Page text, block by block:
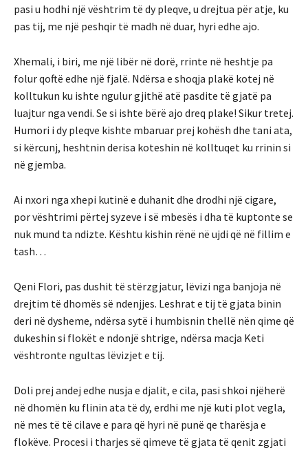
pasi u hodhi një vështrim të dy pleqve, u drejtua për atje, ku
pas tij, me një peshqir të madh në duar, hyri edhe ajo.
Xhemali, i biri, me një libër në dorë, rrinte në heshtje pa
folur qoftë edhe një fjalë. Ndërsa e shoqja plakë kotej në
kolltukun ku ishte ngulur gjithë atë pasdite të gjatë pa
luajtur nga vendi. Se si ishte bërë ajo dreq plake! Sikur tretej.
Humori i dy pleqve kishte mbaruar prej kohësh dhe tani ata,
si kërcunj, heshtnin derisa koteshin në kolltuqet ku rrinin si
në gjemba.
Ai nxori nga xhepi kutinë e duhanit dhe drodhi një cigare,
por vështrimi përtej syzeve i së mbesës i dha të kuptonte se
nuk mund ta ndizte. Kështu kishin rënë në ujdi që në fillim e
tash…
Qeni Flori, pas dushit të stërzgjatur, lëvizi nga banjoja në
drejtim të dhomës së ndenjjes. Leshrat e tij të gjata binin
deri në dysheme, ndërsa sytë i humbisnin thellë nën qime që
dukeshin si flokët e ndonjë shtrige, ndërsa macja Keti
vështronte ngultas lëvizjet e tij.
Doli prej andej edhe nusja e djalit, e cila, pasi shkoi njëherë
në dhomën ku flinin ata të dy, erdhi me një kuti plot vegla,
në mes të të cilave e para që hyri në punë qe tharësja e
flokëve. Procesi i tharjes së qimeve të gjata të qenit zgjati